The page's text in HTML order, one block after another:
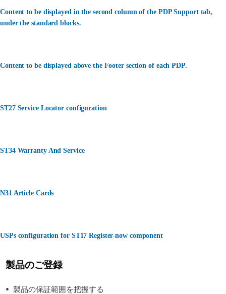
Content to be displayed in the second column of the PDP Support tab,
under the standard blocks.
Content to be displayed above the Footer section of each PDP.
ST27 Service Locator configuration
ST34 Warranty And Service
N31 Article Cards
USPs configuration for ST17 Register-now component
製品のご登録
製品の保証範囲を把握する